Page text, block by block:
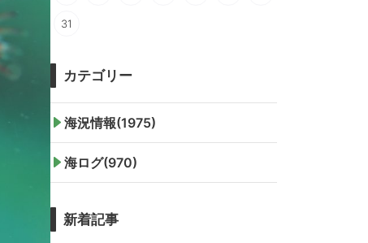
31
カテゴリー
海況情報(1975)
海ログ(970)
新着記事